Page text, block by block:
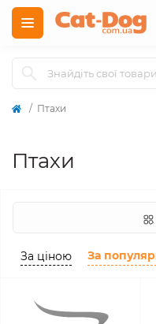
Птахи
Птахи
За ціною За